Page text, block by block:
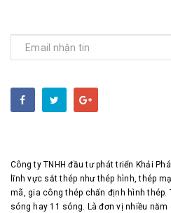
Công ty TNHH đầu tư phát triển Khải
lĩnh vực sắt thép như thép hình, thép
mã, gia công thép chấn định hình thép.
sóng hay 11 sóng. Là đơn vị nhiều